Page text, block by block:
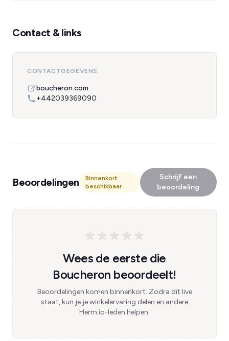
Contact & links
CONTACTGEGEVENS
boucheron.com
+442039369090
Beoordelingen
Binnenkort
beschikbaar
Schrijf een
beoordeling
Wees de eerste die
Boucheron beoordeelt!
Beoordelingen komen binnenkort. Zodra dit live
staat, kun je je winkelervaring delen en andere
Herm.io-leden helpen.